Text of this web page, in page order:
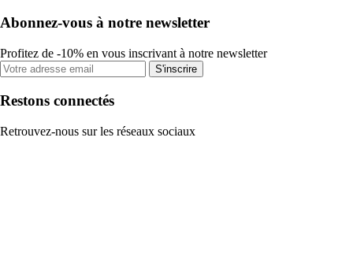
Abonnez-vous à notre newsletter
Profitez de -10% en vous inscrivant à notre newsletter
S'inscrire
Restons connectés
Retrouvez-nous sur les réseaux sociaux